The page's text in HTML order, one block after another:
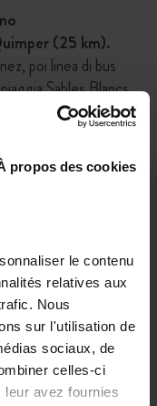
propos des cookies
le contenu
relatives aux
Nous
sur l'utilisation de
sociaux, de
celles-ci
avez fournies
(25 km).
poi linea di bus
Sables Blancs
novità e le offerte